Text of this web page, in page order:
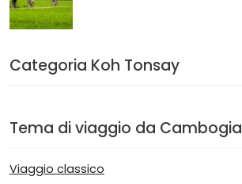
Categoria Koh Tonsay
Tema di viaggio da Cambogia
Viaggio classico